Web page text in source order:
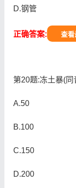
D.钢管
正确答案: 查看
第20题:冻土暴(同
A.50
B.100
C.150
D.200